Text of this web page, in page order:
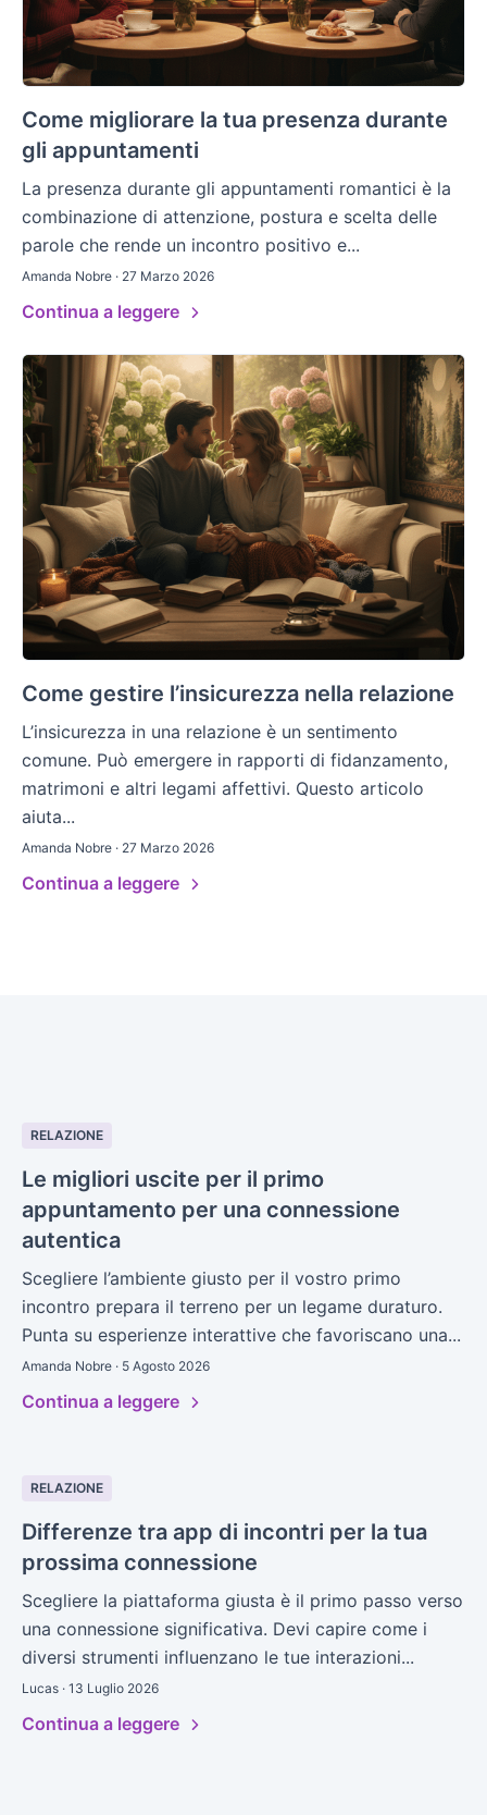
Come migliorare la tua presenza durante
gli appuntamenti
La presenza durante gli appuntamenti romantici è la
combinazione di attenzione, postura e scelta delle
parole che rende un incontro positivo e...
Amanda Nobre · 27 Marzo 2026
Continua a leggere
Come gestire l’insicurezza nella relazione
L’insicurezza in una relazione è un sentimento
comune. Può emergere in rapporti di fidanzamento,
matrimoni e altri legami affettivi. Questo articolo
aiuta...
Amanda Nobre · 27 Marzo 2026
Continua a leggere
RELAZIONE
Le migliori uscite per il primo
appuntamento per una connessione
autentica
Scegliere l’ambiente giusto per il vostro primo
incontro prepara il terreno per un legame duraturo.
Punta su esperienze interattive che favoriscano una...
Amanda Nobre · 5 Agosto 2026
Continua a leggere
RELAZIONE
Differenze tra app di incontri per la tua
prossima connessione
Scegliere la piattaforma giusta è il primo passo verso
una connessione significativa. Devi capire come i
diversi strumenti influenzano le tue interazioni...
Lucas · 13 Luglio 2026
Continua a leggere